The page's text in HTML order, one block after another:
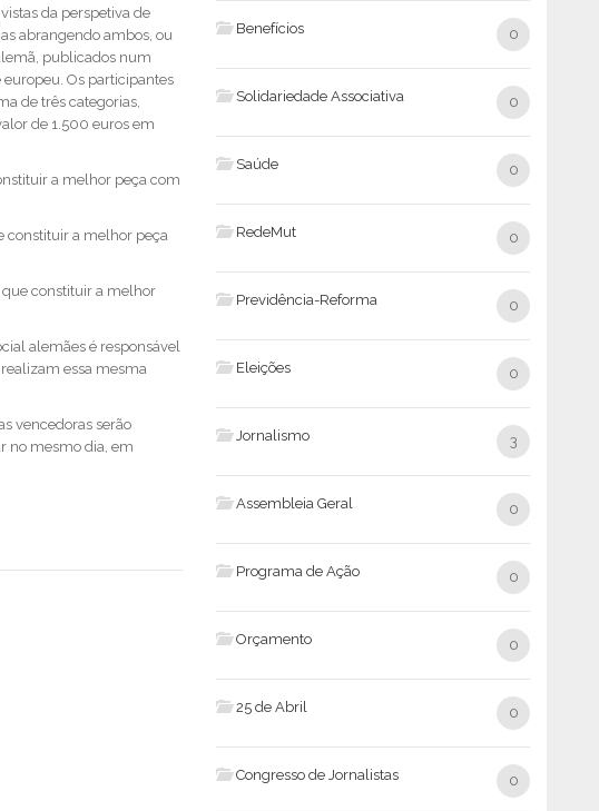
da perspetiva de
abrangendo ambos, ou
publicados num
Os participantes
de três categorias,
de 1.500 euros em
a melhor peça com
constituir a melhor peça
constituir a melhor
alemães é responsável
essa mesma
vencedoras serão
no mesmo dia, em
Benefícios 0
Solidariedade Associativa 0
Saúde 0
RedeMut 0
Previdência-Reforma 0
Eleições 0
Jornalismo 3
Assembleia Geral 0
Programa de Ação 0
Orçamento 0
25 de Abril 0
Congresso de Jornalistas 0